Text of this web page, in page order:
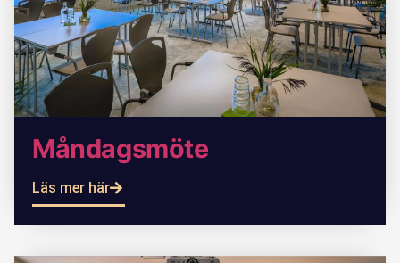
Måndagsmöte
Läs mer här